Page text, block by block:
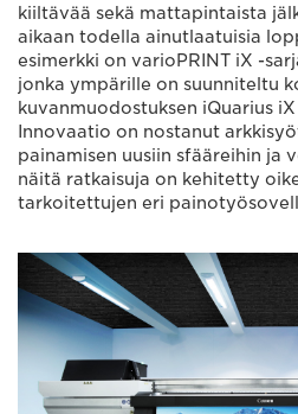
kiiltävää sekä mattapintaista
aikaan todella ainutlaatuisia
esimerkki on varioPRINT iX -
jonka ympärille on suunniteltu
kuvanmuodostuksen iQuarius
Innovaatio on nostanut
painamisen uusiin sfääreihin ja
näitä ratkaisuja on kehitetty
tarkoitettujen eri